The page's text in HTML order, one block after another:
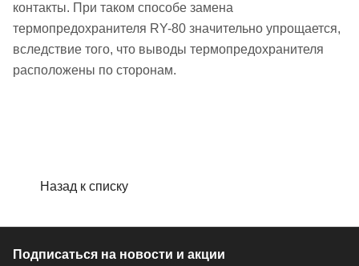
контакты. При таком способе замена
термопредохранителя RY-80 значительно упрощается,
вследствие того, что выводы термопредохранителя
расположены по сторонам.
Назад к списку
Подписаться на новости и акции